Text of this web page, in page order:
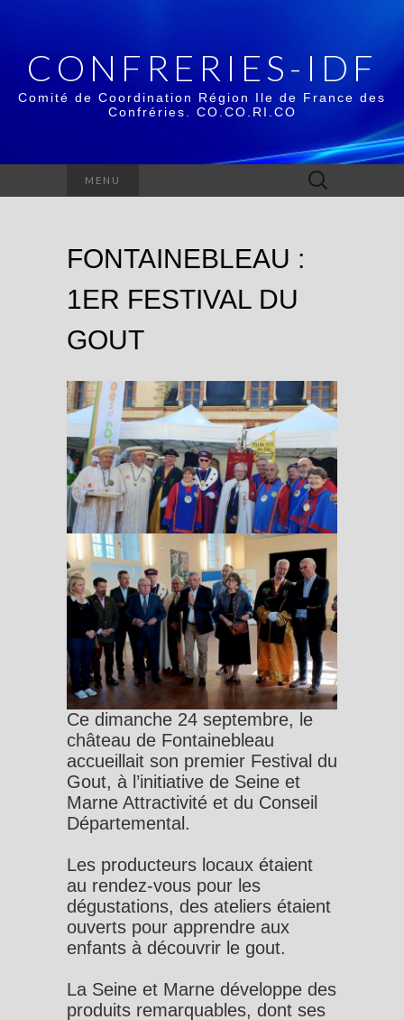
CONFRERIES-IDF
Comité de Coordination Région Ile de France des
Confréries. CO.CO.RI.CO
MENU Rechercher :
FONTAINEBLEAU :
1ER FESTIVAL DU
GOUT
Ce dimanche 24 septembre, le
château de Fontainebleau
accueillait son premier Festival du
Gout, à l’initiative de Seine et
Marne Attractivité et du Conseil
Départemental.
Les producteurs locaux étaient
au rendez-vous pour les
dégustations, des ateliers étaient
ouverts pour apprendre aux
enfants à découvrir le gout.
La Seine et Marne développe des
produits remarquables, dont ses